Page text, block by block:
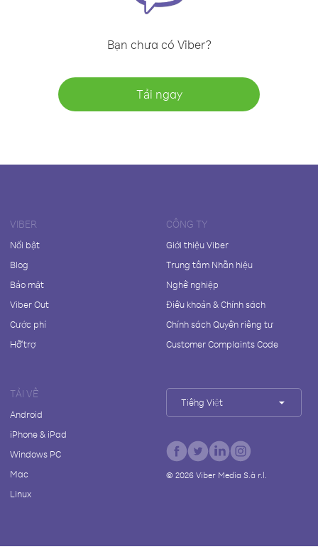
Bạn chưa có Viber?
Tải ngay
VIBER
Nổi bật
Blog
Bảo mật
Viber Out
Cước phí
Hỗ trợ
CÔNG TY
Giới thiệu Viber
Trung tâm Nhãn hiệu
Nghề nghiệp
Điều khoản & Chính sách
Chính sách Quyền riêng tư
Customer Complaints Code
TẢI VỀ
Android
iPhone & iPad
Windows PC
Mac
Linux
Tiếng Việt
© 2026Viber Media S.à r.l.